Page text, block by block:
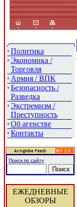
Политика
Экономика /
Торговля
Армия / ВПК
Безопасность /
Разведка
Экстремизм /
Преступность
Об агенстве
Контакты
Поиск по сайту
ЕЖЕДНЕВНЫЕ
ОБЗОРЫ